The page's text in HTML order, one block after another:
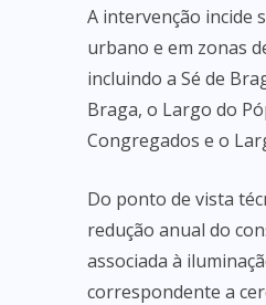
A intervenção incide
urbano e em zonas
incluindo a Sé de
Braga, o Largo do
Congregados e o
Do ponto de vista
redução anual do
associada à
correspondente a